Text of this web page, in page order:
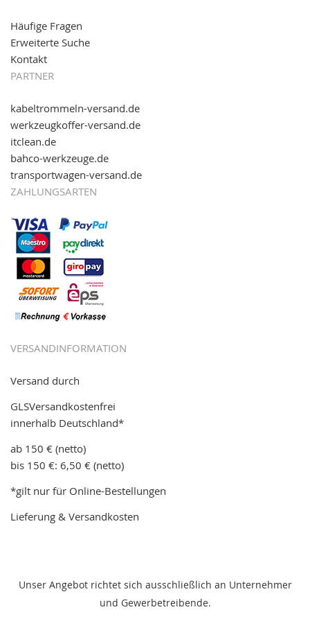
Häufige Fragen
Erweiterte Suche
Kontakt
PARTNER
kabeltrommeln-versand.de
werkzeugkoffer-versand.de
itclean.de
bahco-werkzeuge.de
transportwagen-versand.de
ZAHLUNGSARTEN
VERSANDINFORMATION
Versand durch
GLSVersandkostenfrei
innerhalb Deutschland*
ab 150 € (netto)
bis 150 €: 6,50 € (netto)
*gilt nur für Online-Bestellungen
Lieferung & Versandkosten
Unser Angebot richtet sich ausschließlich an Unternehmer
und Gewerbetreibende.